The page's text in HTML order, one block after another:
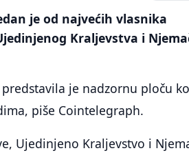
je od najvećih vlasnika
Kraljevstva i
je nadzornu ploču
piše Cointelegraph.
Ujedinjeno Kraljevstvo i